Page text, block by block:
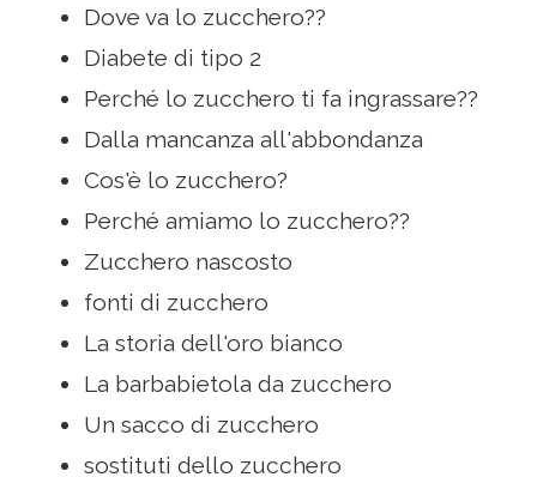
Dove va lo zucchero??
Diabete di tipo 2
Perché lo zucchero ti fa ingrassare??
Dalla mancanza all'abbondanza
Cos'è lo zucchero?
Perché amiamo lo zucchero??
Zucchero nascosto
fonti di zucchero
La storia dell'oro bianco
La barbabietola da zucchero
Un sacco di zucchero
sostituti dello zucchero